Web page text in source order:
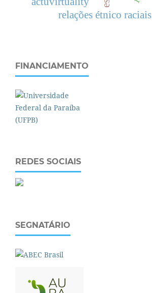
relações étnico raciais
FINANCIAMENTO
REDES SOCIAIS
SEGNATÁRIO